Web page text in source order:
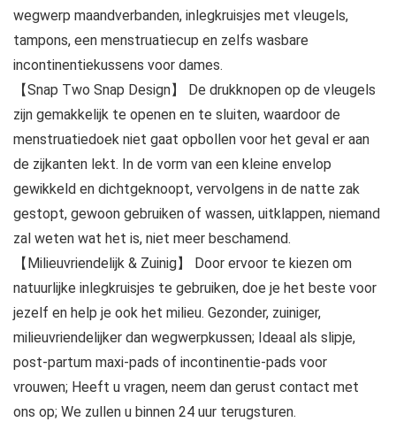
wegwerp maandverbanden, inlegkruisjes met vleugels,
tampons, een menstruatiecup en zelfs wasbare
incontinentiekussens voor dames.
【Snap Two Snap Design】 De drukknopen op de vleugels
zijn gemakkelijk te openen en te sluiten, waardoor de
menstruatiedoek niet gaat opbollen voor het geval er aan
de zijkanten lekt. In de vorm van een kleine envelop
gewikkeld en dichtgeknoopt, vervolgens in de natte zak
gestopt, gewoon gebruiken of wassen, uitklappen, niemand
zal weten wat het is, niet meer beschamend.
【Milieuvriendelijk & Zuinig】 Door ervoor te kiezen om
natuurlijke inlegkruisjes te gebruiken, doe je het beste voor
jezelf en help je ook het milieu. Gezonder, zuiniger,
milieuvriendelijker dan wegwerpkussen; Ideaal als slipje,
post-partum maxi-pads of incontinentie-pads voor
vrouwen; Heeft u vragen, neem dan gerust contact met
ons op; We zullen u binnen 24 uur terugsturen.